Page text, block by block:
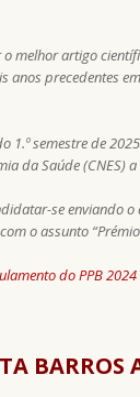
o melhor artigo
anos precedentes
1.º semestre de
da Saúde (CNES)
se enviando o
o assunto
do PPB 2024
BARROS